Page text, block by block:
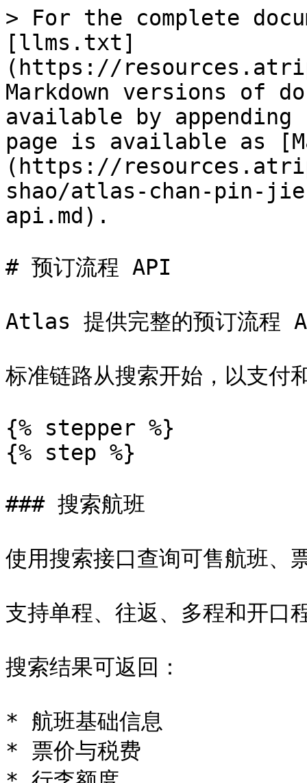
> For the complete
[llms.txt]
(https://
Markdown versions of
available by
page is available as
(https://
shao/atlas-chan-pin-
api.md).
# 预订流程 API
Atlas 提供完整的预订流程
标准链路从搜索开始，以支付
{% stepper %}
{% step %}
### 搜索航班
使用搜索接口查询可售航班、
支持单程、往返、多程和开口
搜索结果可返回：
* 航班基础信息
* 票价与税费